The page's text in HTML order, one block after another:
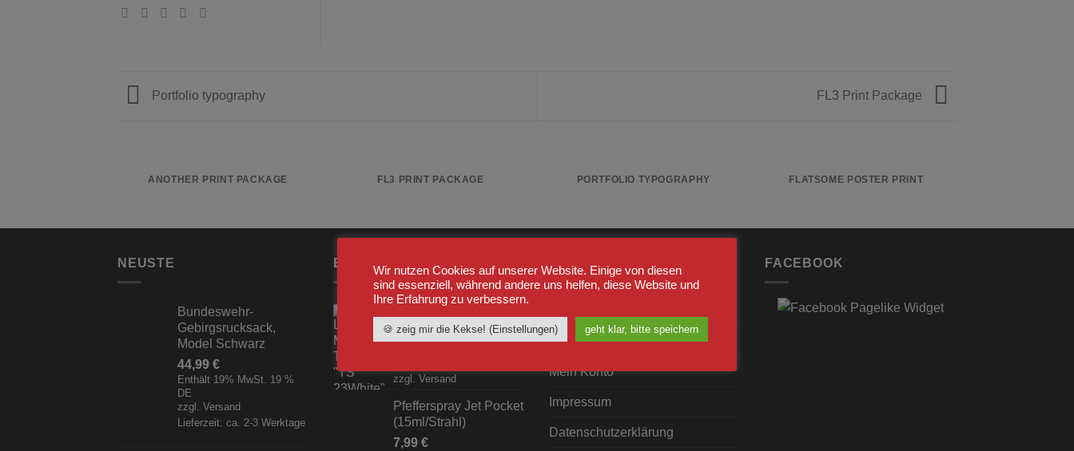
Portfolio typography FL3 Print Package
ANOTHER PRINT PACKAGE FL3 PRINT PACKAGE PORTFOLIO TYPOGRAPHY FLATSOME POSTER PRINT
NEUSTE
Bundeswehr-
Gebirgsrucksack,
Model Schwarz
44,99 €
Enthält 19% MwSt. 19 %
DE
zzgl. Versand
Lieferzeit: ca. 2-3 Werktage
BESTSELLER
Trainingsjacke "TS 23
White" Schwarz/Weiß
zzgl. Versand
Pfefferspray Jet Pocket
(15ml/Strahl)
7,99 €
WICHTIGE LINKS
Kasse
Mein Konto
Impressum
Datenschutzerklärung
FACEBOOK
Wir nutzen Cookies auf unserer Website. Einige von diesen
sind essenziell, während andere uns helfen, diese Website und
Ihre Erfahrung zu verbessern.
🍪 zeig mir die Kekse! (Einstellungen) geht klar, bitte speichern